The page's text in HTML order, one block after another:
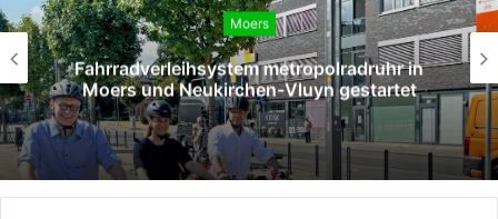
Moers
Fahrradverleihsystem metropolradruhr in
Moers und Neukirchen-Vluyn gestartet